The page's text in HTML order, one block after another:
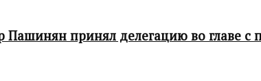
принял делегацию во главе с